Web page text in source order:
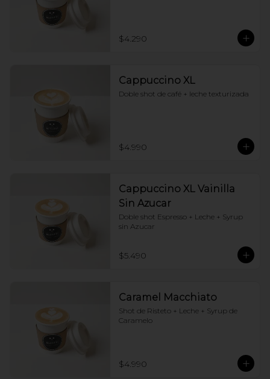
$4.290
Cappuccino XL
Doble shot de café + leche texturizada
$4.990
Cappuccino XL Vainilla
Sin Azucar
Doble shot Espresso + Leche + Syrup
sin Azucar
$5.490
Caramel Macchiato
Shot de Risteto + Leche + Syrup de
Caramelo
$4.990